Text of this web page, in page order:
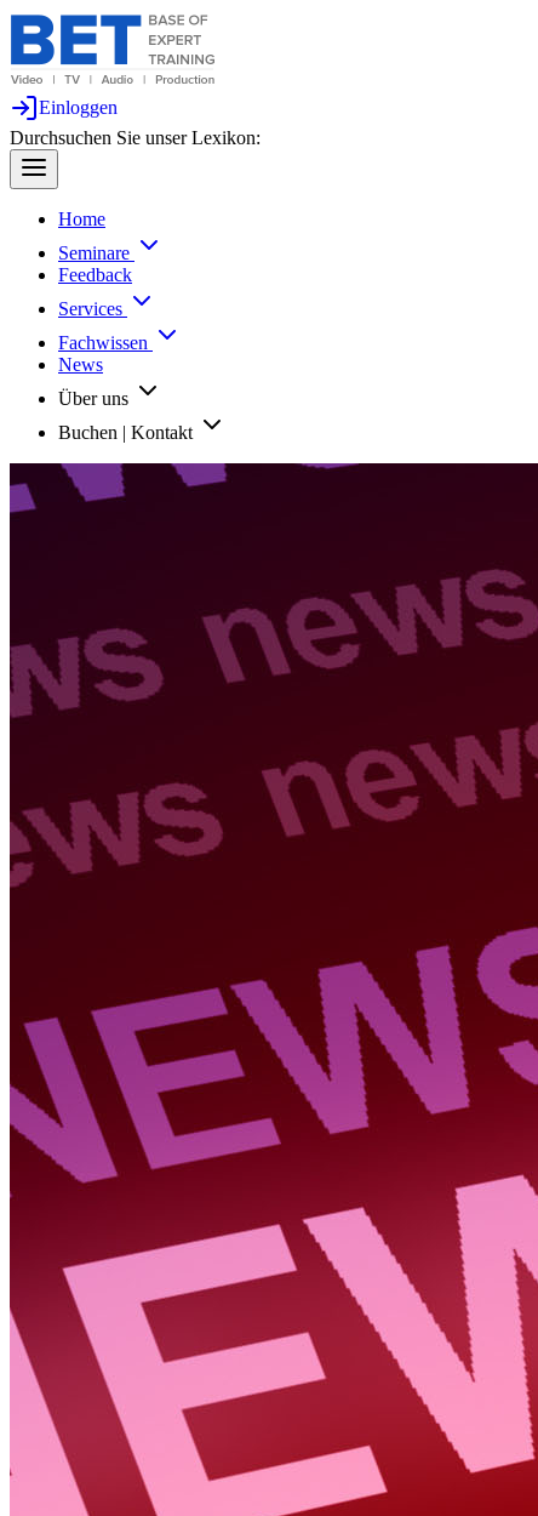
Einloggen
Durchsuchen Sie unser Lexikon:
Home
Seminare
Feedback
Services
Fachwissen
News
Über uns
Buchen | Kontakt